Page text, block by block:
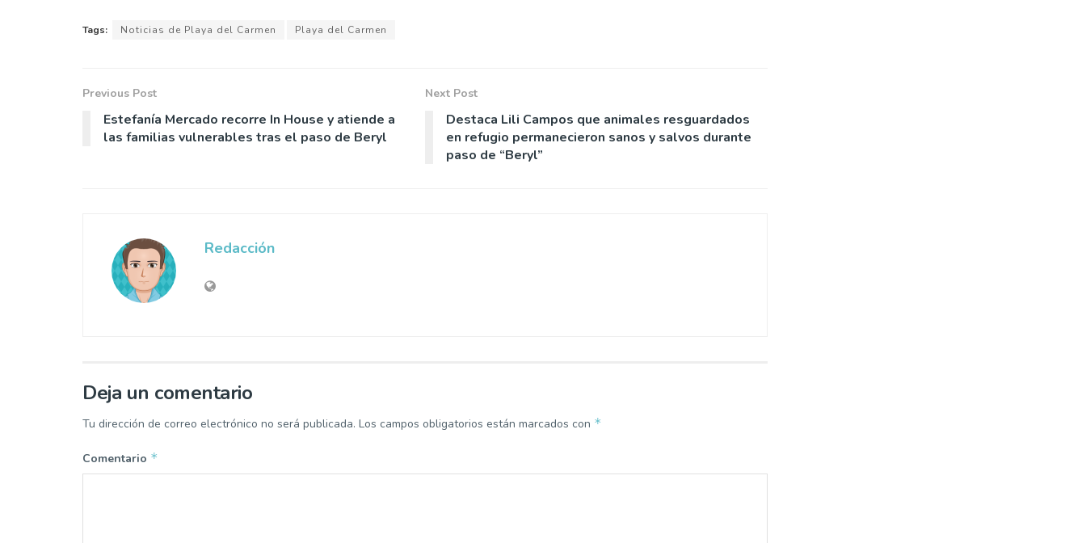
Tags: Noticias de Playa del Carmen Playa del Carmen
Previous Post
Estefanía Mercado recorre In House y atiende a
las familias vulnerables tras el paso de Beryl
Next Post
Destaca Lili Campos que animales resguardados
en refugio permanecieron sanos y salvos durante
paso de “Beryl”
Redacción
Deja un comentario
Tu dirección de correo electrónico no será publicada. Los campos obligatorios están marcados con *
Comentario *